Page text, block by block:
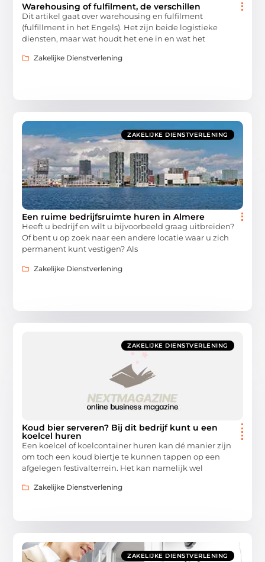
Warehousing of fulfilment, de verschillen
Dit artikel gaat over warehousing en fulfilment
(fulfillment in het Engels). Het zijn beide logistieke
diensten, maar wat houdt het ene in en wat het
Zakelijke Dienstverlening
ZAKELIJKE DIENSTVERLENING
Een ruime bedrijfsruimte huren in Almere
Heeft u bedrijf en wilt u bijvoorbeeld graag uitbreiden?
Of bent u op zoek naar een andere locatie waar u zich
permanent kunt vestigen? Als
Zakelijke Dienstverlening
ZAKELIJKE DIENSTVERLENING
Koud bier serveren? Bij dit bedrijf kunt u een
koelcel huren
Een koelcel of koelcontainer huren kan dé manier zijn
om toch een koud biertje te kunnen tappen op een
afgelegen festivalterrein. Het kan namelijk wel
Zakelijke Dienstverlening
ZAKELIJKE DIENSTVERLENING